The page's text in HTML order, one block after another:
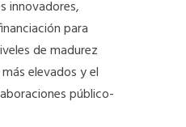
innovadores,
para
de madurez
elevados y el
público-